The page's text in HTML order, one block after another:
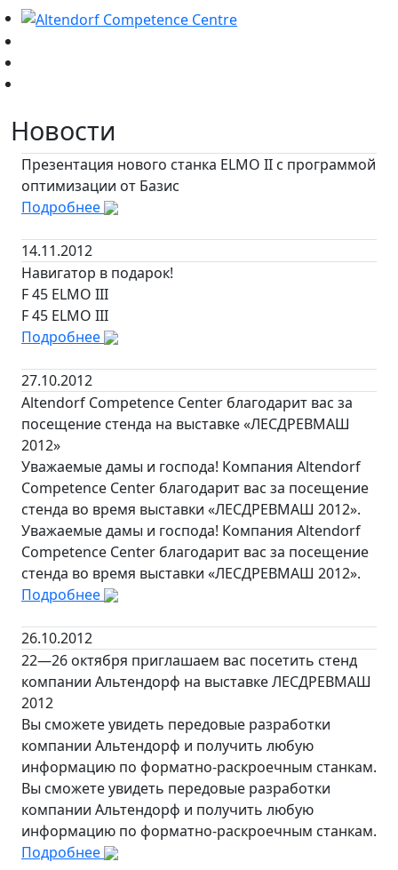
Новости
Презентация нового станка ELMO II c программой
оптимизации от Базис
Подробнее
14.11.2012
Навигатор в подарок!
F 45 ELMO III
F 45 ELMO III
Подробнее
27.10.2012
Altendorf Competence Center благодарит вас за
посещение стенда на выставке «ЛЕСДРЕВМАШ
2012»
Уважаемые дамы и господа! Компания Altendorf
Competence Center благодарит вас за посещение
стенда во время выставки «ЛЕСДРЕВМАШ 2012».
Уважаемые дамы и господа! Компания Altendorf
Competence Center благодарит вас за посещение
стенда во время выставки «ЛЕСДРЕВМАШ 2012».
Подробнее
26.10.2012
22—26 октября приглашаем вас посетить стенд
компании Альтендорф на выставке ЛЕСДРЕВМАШ
2012
Вы сможете увидеть передовые разработки
компании Альтендорф и получить любую
информацию по форматно-раскроечным станкам.
Вы сможете увидеть передовые разработки
компании Альтендорф и получить любую
информацию по форматно-раскроечным станкам.
Подробнее